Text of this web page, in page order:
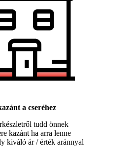
a cseréhez
tudd önnek
kazánt ha arra lenne
kiváló ár / érték aránnyal